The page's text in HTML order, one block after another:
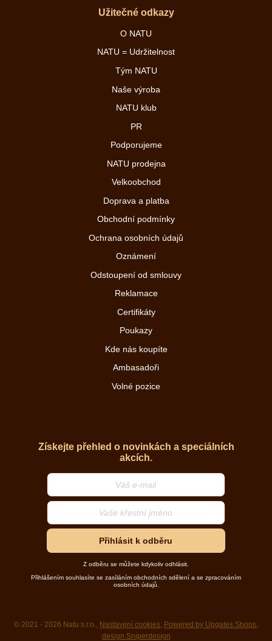
Užitečné odkazy
O NATU
NATU = Udržitelnost
Tým NATU
Naše výroba
NATU klub
PR
Podporujeme
NATU prodejna
Velkoobchod
Doprava a platba
Obchodní podmínky
Ochrana osobních údajů
Oznámení
Odstoupení od smlouvy
Reklamace
Certifikáty
Poukazy
Kde nás koupíte
Ambasadoři
Volné pozice
Získejte přehled o novinkách a speciálních
akcích.
Přihlásit k odběru
Z odběru se můžete kdykoliv odhlásit.
Přihlášením souhlasíte se zasíláním obchodních sdělení a se zpracováním
osobních údajů.
© 2021 - 2026 Natu s.r.o., Nastavení cookies, Powered by Upgates Shops,
design Sniperdesign